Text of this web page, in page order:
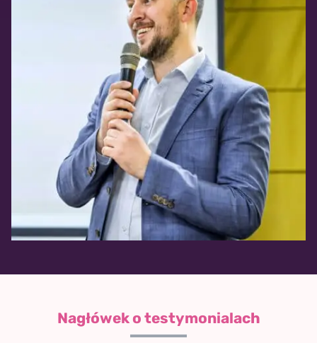
Nagłówek o testymonialach